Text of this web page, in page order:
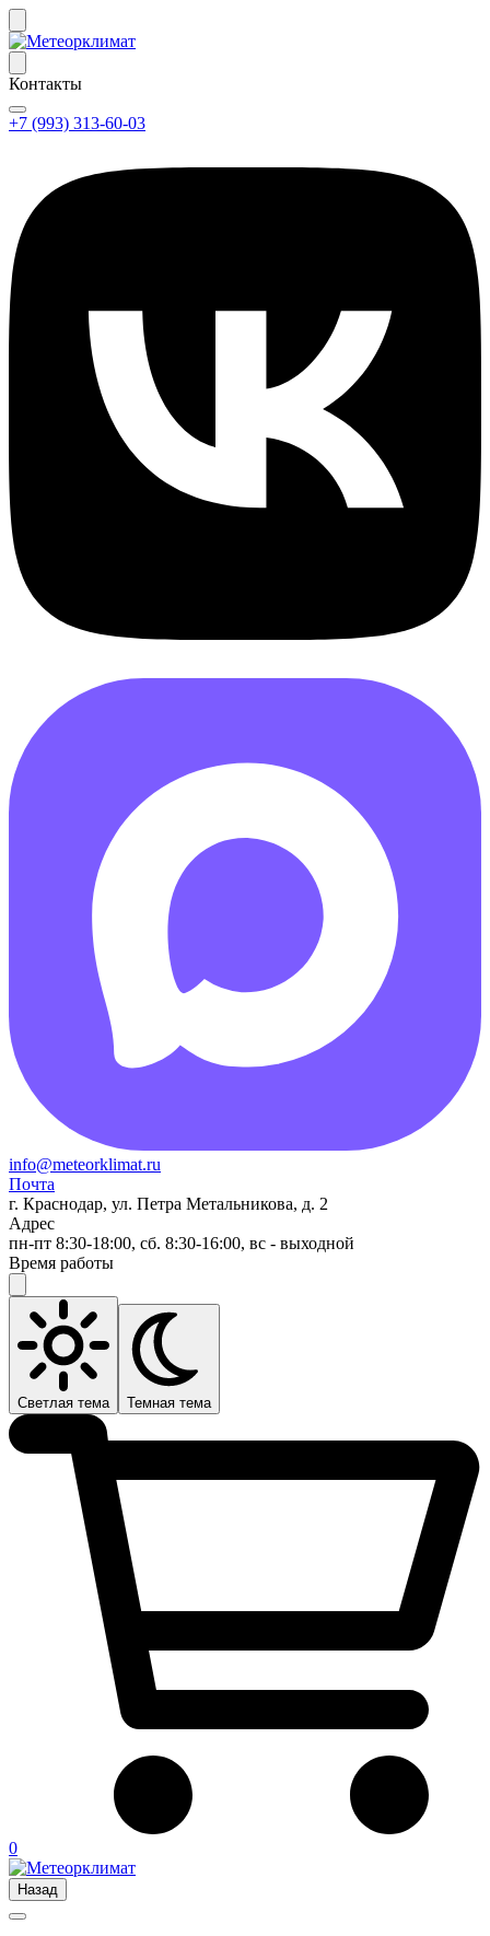
Контакты
+7 (993) 313-60-03
info@meteorklimat.ru
Почта
г. Краснодар, ул. Петра Метальникова, д. 2
Адрес
пн-пт 8:30-18:00, сб. 8:30-16:00, вс - выходной
Время работы
Светлая тема Темная тема
0
Назад